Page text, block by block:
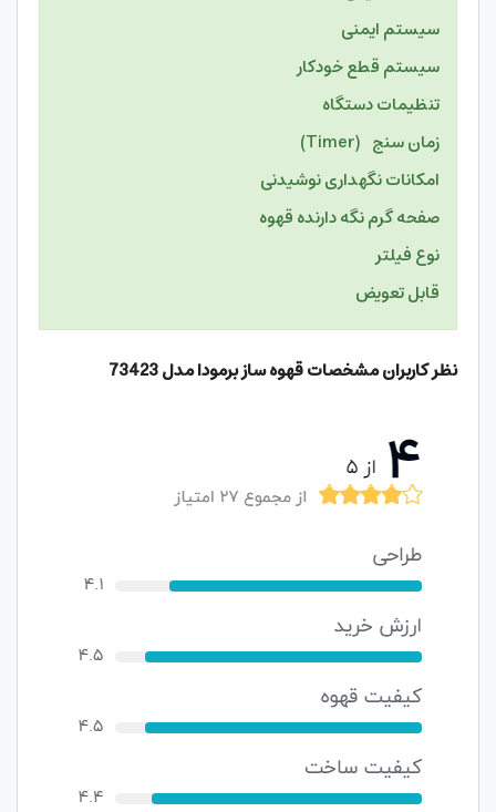
سیستم ایمنی
سیستم قطع خودکار
تنظیمات دستگاه
زمان سنج (Timer)
امکانات نگهداری نوشیدنی
صفحه گرم نگه دارنده قهوه
نوع فیلتر
قابل تعویض
نظر کاربران مشخصات قهوه ساز برمودا مدل 73423